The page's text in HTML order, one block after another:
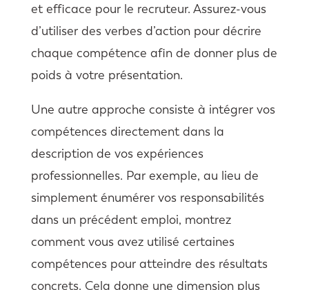
et efficace pour le recruteur. Assurez-vous
d’utiliser des verbes d’action pour décrire
chaque compétence afin de donner plus de
poids à votre présentation.
Une autre approche consiste à intégrer vos
compétences directement dans la
description de vos expériences
professionnelles. Par exemple, au lieu de
simplement énumérer vos responsabilités
dans un précédent emploi, montrez
comment vous avez utilisé certaines
compétences pour atteindre des résultats
concrets. Cela donne une dimension plus